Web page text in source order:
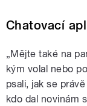
Chatovací
„Mějte také na
kým volal nebo
psali, jak se
kdo dal novinám